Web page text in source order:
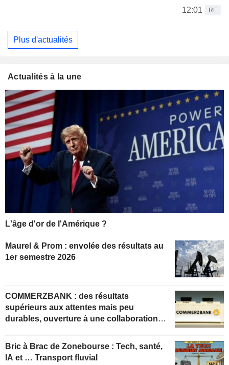
12:01
RE
Plus d'actualités
Actualités à la une
L'âge d'or de l'Amérique ?
Maurel & Prom : envolée des résultats au
1er semestre 2026
COMMERZBANK : des résultats
supérieurs aux attentes mais peu
durables, ouverture à une collaboration
Bric à Brac de Zonebourse : Tech, santé,
IA et … Transport fluvial